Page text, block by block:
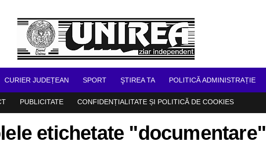
CURIER JUDEȚEAN SPORT ŞTIREA TA POLITICĂ ADMINISTRAȚIE
PUBLICITATE CONFIDENȚIALITATE ȘI POLITICĂ DE COOKIES
etichetate "documentare"